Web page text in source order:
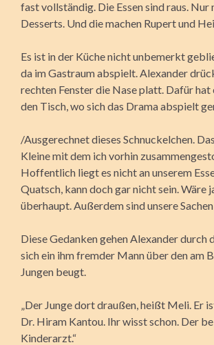
fast vollständig. Die Essen sind raus. Nur
Desserts. Und die machen Rupert und
Es ist in der Küche nicht unbemerkt
da im Gastraum abspielt. Alexander
rechten Fenster die Nase platt. Dafür hat
den Tisch, wo sich das Drama abspielt
/Ausgerechnet dieses Schnuckelchen.
Kleine mit dem ich vorhin
Hoffentlich liegt es nicht an unserem
Quatsch, kann doch gar nicht sein. Wäre
überhaupt. Außerdem sind unsere
Diese Gedanken gehen Alexander durch
sich ein ihm fremder Mann über den am
Jungen beugt.
„Der Junge dort draußen, heißt Meli. Er
Dr. Hiram Kantou. Ihr wisst schon. Der
Kinderarzt.“